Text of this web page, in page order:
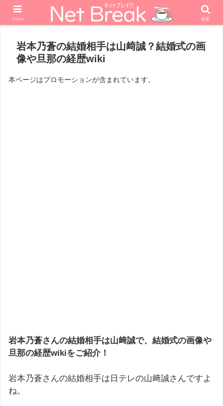
ホーム アナウンサー
岩本乃蒼の結婚相手は山﨑誠？結婚式の画
像や旦那の経歴wiki
本ページはプロモーションが含まれています。
岩本乃蒼さんの結婚相手は山﨑誠で、結婚式の画像や
旦那の経歴wikiをご紹介！
岩本乃蒼さんの結婚相手は日テレの山﨑誠さんですよ
ね。
menu 検索